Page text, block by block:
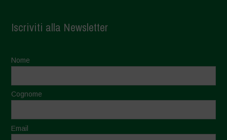
Iscriviti alla Newsletter
Nome
Cognome
Email